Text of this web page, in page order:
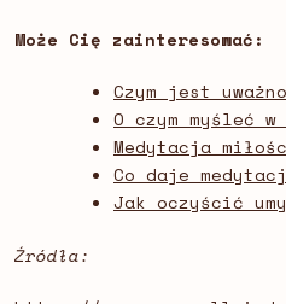
Może Cię zainteresować:
Czym jest
O czym myśleć
Medytacja
Co daje
Jak oczyścić
Źródła: